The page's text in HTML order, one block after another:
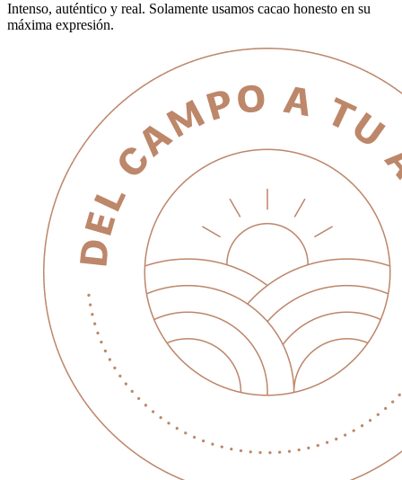
Intenso, auténtico y real. Solamente usamos cacao honesto en su
máxima expresión.